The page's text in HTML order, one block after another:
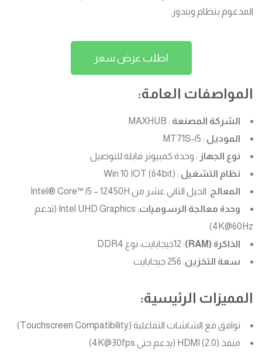
المدعوم بنظام ويندوز.
اطلب عرض سعر
المواصفات العامة:
الشركة المصنعة : MAXHUB
الموديل : MT71S-i5
نوع الجهاز : وحدة كمبيوتر قابلة للتوصيل
نظام التشغيل : Win 10 IOT (64bit)
المعالج : الجيل الثاني عشر من Intel® Core™ i5 – 12450H
وحدة معالجة الرسوميات
: Intel UHD Graphics (تدعم
4K@60Hz)
الذاكرة (RAM)
: 12جيجابايت، نوع DDR4
سعة التخزين: 256 جيجابايت
المميزات الرئيسية:
توافق مع الشاشات التفاعلية (Touchscreen Compatibility)
منفذ HDMI (2.0) (يدعم حتى 4K@30fps)